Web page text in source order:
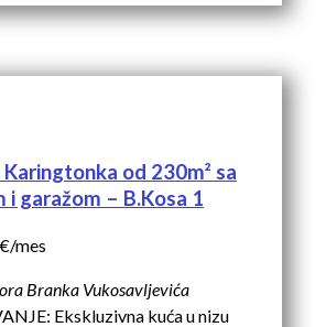
od 230m² sa
i garažom – B.Kosa 1
mes
Branka Vukosavljevića
Ekskluzivna kuća u nizu